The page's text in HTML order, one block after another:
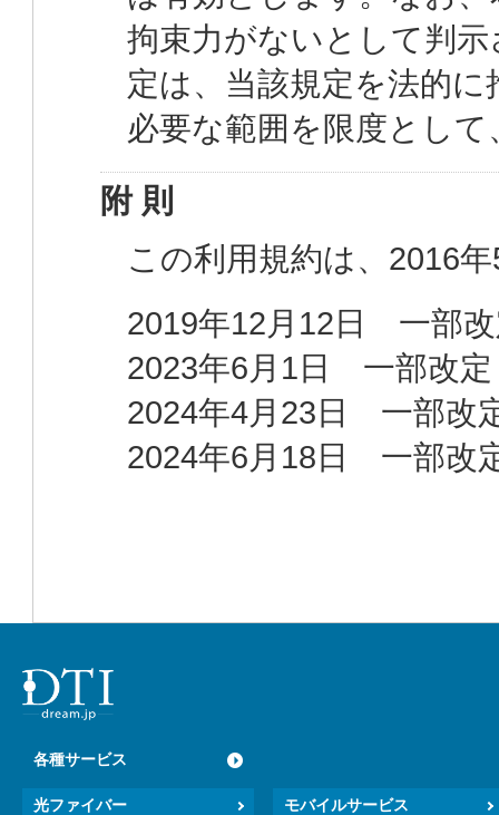
拘束力がないとして判
定は、当該規定を法的
必要な範囲を限度とし
附 則
この利用規約は、2016
2019年12月12日 一部
2023年6月1日 一部改定
2024年4月23日 一部改
2024年6月18日 一部改
各種サービス
光ファイバー モバイルサービス